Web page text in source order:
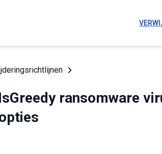
ransomware